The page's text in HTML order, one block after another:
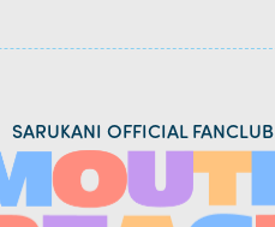
SARUKANI OFFICIAL FANCLUB